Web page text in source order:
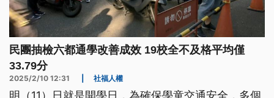
民團抽檢六都通學改善成效 19校全不及格平均僅
33.79分
2025/2/10 12:31 社福人權